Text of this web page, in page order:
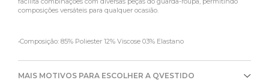
composições versáteis para qualquer ocasião.
•Composição: 85% Poliester 12% Viscose 03% Elastano
MAIS MOTIVOS PARA ESCOLHER A QVESTIDO